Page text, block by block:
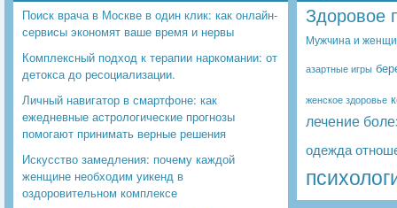
Поиск врача в Москве в один клик: как онлайн-
сервисы экономят ваше время и нервы
Комплексный подход к терапии наркомании: от
детокса до ресоциализации.
Личный навигатор в смартфоне: как
ежедневные астрологические прогнозы
помогают принимать верные решения
Искусство замедления: почему каждой
женщине необходим уикенд в
оздоровительном комплексе
Здоровое
Мужчина и
азартные игры
женское здоровье
лечение
одежда